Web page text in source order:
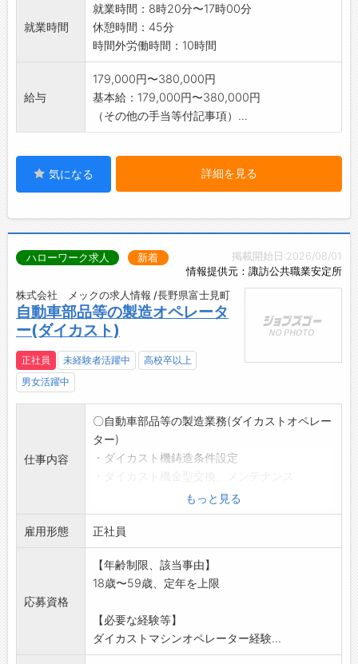
就業時間
就業時間：8時20分〜17時00分
休憩時間：45分
時間外労働時間：10時間
給与
179,000円〜380,000円
基本給：179,000円〜380,000円
（その他の手当等付記事項）...
気になる 詳細を見る
掲載開始日:2026/08/01
情報提供元：諏訪公共職業安定所
ハローワーク求人 新着
株式会社 メックの求人情報 /長野県富士見町
自動車部品等の製造オペレータ
ー(ダイカスト)
正社員 未経験者活躍中
高校卒以上
男女活躍中
仕事内容
〇自動車部品等の製造業務(ダイカストオペレー
ター)
・ダイカスト機鋳造条件設定
・ダイカスト機への原材料(アルミニウム)投入
・製品のトリミング・プレス(不要部分のもぎ取
り)
・ショットブラスト、バレル 他
変更範囲:会社の定める業務
※仕事内容の詳細については、面接時説明しま
もっと見る
雇用形態 正社員
応募資格
【年齢制限、該当事由】
18歳〜59歳、定年を上限
【必要な経験等】
ダイカストマシンオペレーター経験...